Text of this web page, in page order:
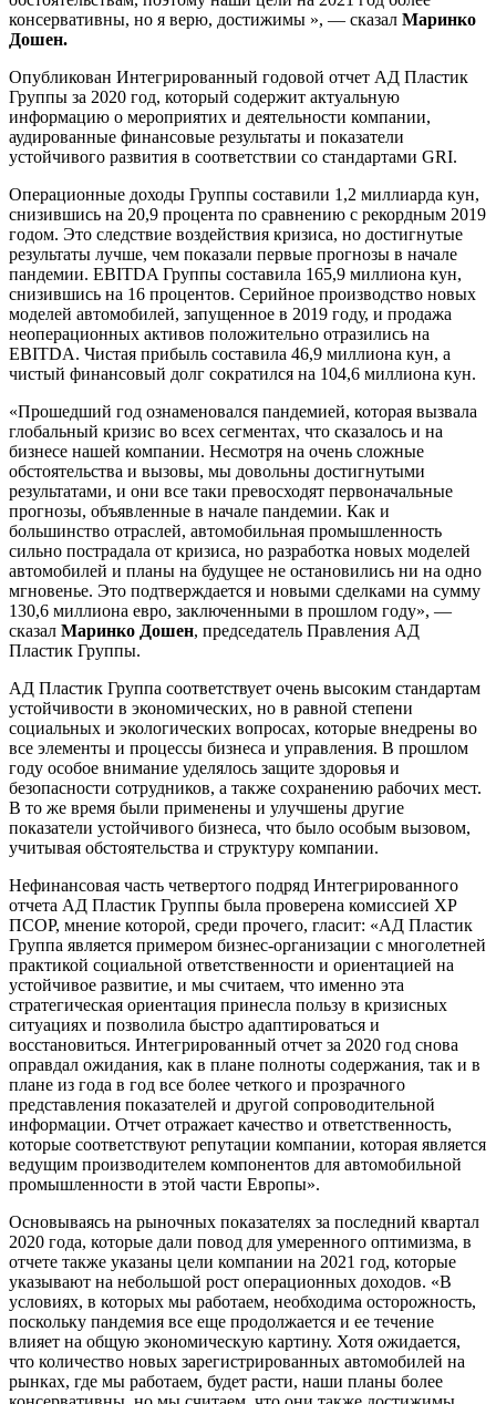
консервативны, но я верю, достижимы », — сказал Маринко
Дошен.
Опубликован Интегрированный годовой отчет АД Пластик
Группы за 2020 год, который содержит актуальную
информацию о мероприятих и деятельности компании,
аудированные финансовые результаты и показатели
устойчивого развития в соответствии со стандартами GRI.
Операционные доходы Группы составили 1,2 миллиарда кун,
снизившись на 20,9 процента по сравнению с рекордным 2019
годом. Это следствие воздействия кризиса, но достигнутые
результаты лучше, чем показали первые прогнозы в начале
пандемии. EBITDA Группы составила 165,9 миллиона кун,
снизившись на 16 процентов. Серийное производство новых
моделей автомобилей, запущенное в 2019 году, и продажа
неоперационных активов положительно отразились на
EBITDA. Чистая прибыль составила 46,9 миллиона кун, а
чистый финансовый долг сократился на 104,6 миллиона кун.
«Прошедший год ознаменовался пандемией, которая вызвала
глобальный кризис во всех сегментах, что сказалось и на
бизнесе нашей компании. Несмотря на очень сложные
обстоятельства и вызовы, мы довольны достигнутыми
результатами, и они все таки превосходят первоначальные
прогнозы, объявленные в начале пандемии. Как и
большинство отраслей, автомобильная промышленность
сильно пострадала от кризиса, но разработка новых моделей
автомобилей и планы на будущее не остановились ни на одно
мгновенье. Это подтверждается и новыми сделками на сумму
130,6 миллиона евро, заключенными в прошлом году», —
сказал Маринко Дошен, председатель Правления АД
Пластик Группы.
АД Пластик Группа соответствует очень высоким стандартам
устойчивости в экономических, но в равной степени
социальных и экологических вопросах, которые внедрены во
все элементы и процессы бизнеса и управления. В прошлом
году особое внимание уделялось защите здоровья и
безопасности сотрудников, а также сохранению рабочих мест.
В то же время были применены и улучшены другие
показатели устойчивого бизнеса, что было особым вызовом,
учитывая обстоятельства и структуру компании.
Нефинансовая часть четвертого подряд Интегрированного
отчета АД Пластик Группы была проверена комиссией ХР
ПСОР, мнение которой, среди прочего, гласит: «АД Пластик
Группа является примером бизнес-организации с многолет­ней
практикой социальной ответственности и ориентацией на
устойчи­вое развитие, и мы считаем, что именно эта
стратегическая ориентация принесла пользу в кризисных
ситуациях и позволила быстро адаптиро­ваться и
восстановиться. Интегрированный отчет за 2020 год снова
оправдал ожидания, как в плане полноты содержания, так и в
плане из года в год все более четко­го и прозрачного
представления показателей и другой сопроводитель­ной
информации. Отчет отражает качество и ответственность,
которые соответствуют репутации компании, которая является
ведущим произ­водителем компонентов для автомобильной
промышленности в этой части Европы».
Основываясь на рыночных показателях за последний квартал
2020 года, которые дали повод для умеренного оптимизма, в
отчете также указаны цели компании на 2021 год, которые
указывают на небольшой рост операционных доходов. «В
условиях, в которых мы работаем, необходима осторожность,
поскольку пандемия все еще продолжается и ее течение
влияет на общую экономическую картину. Хотя ожидается,
что количество новых зарегистрированных автомобилей на
рынках, где мы работаем, будет расти, наши планы более